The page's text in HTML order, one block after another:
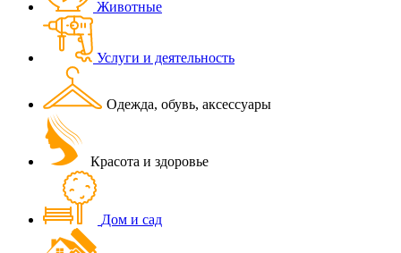
Животные
Услуги и деятельность
Одежда, обувь, аксессуары
Красота и здоровье
Дом и сад